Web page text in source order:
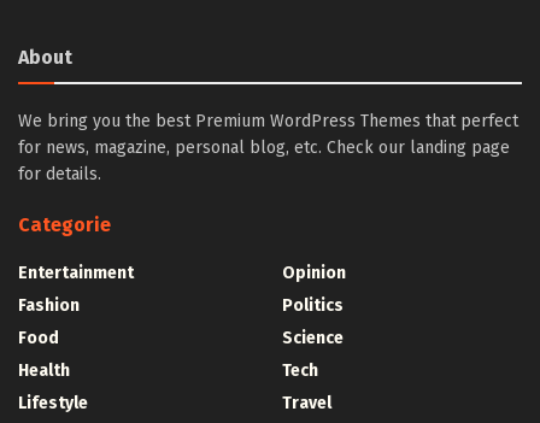
About
We bring you the best Premium WordPress Themes that perfect
for news, magazine, personal blog, etc. Check our landing page
for details.
Categorie
Entertainment
Fashion
Food
Health
Lifestyle
Opinion
Politics
Science
Tech
Travel